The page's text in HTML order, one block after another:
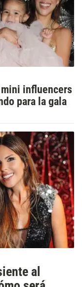
influencers
para la gala
al